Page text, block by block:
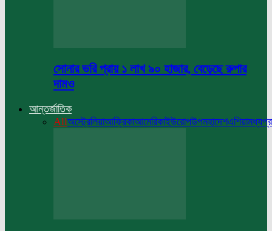
সোনার ভরি প্রায় ১ লাখ ৯০ হাজার, বেড়েছে রুপার
দামও
আন্তর্জাতিক
Allঅস্ট্রেলিয়াআফ্রিকাআমেরিকাইউরোপউপমহাদেশএশিয়া